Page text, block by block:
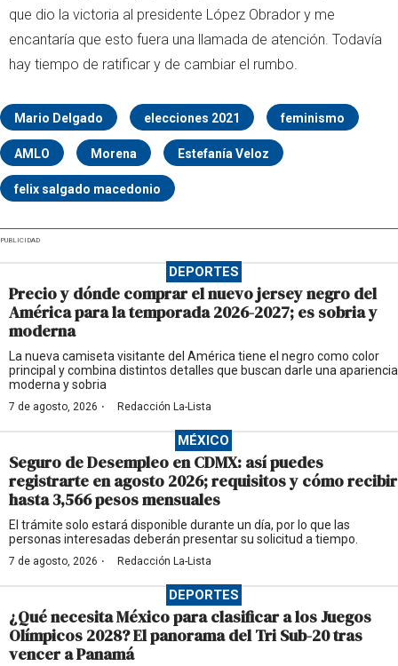
que dio la victoria al presidente López Obrador y me
encantaría que esto fuera una llamada de atención. Todavía
hay tiempo de ratificar y de cambiar el rumbo.
Mario Delgado elecciones 2021 feminismo
AMLO Morena Estefanía Veloz
felix salgado macedonio
PUBLICIDAD
DEPORTES
Precio y dónde comprar el nuevo jersey negro del
América para la temporada 2026-2027; es sobria y
moderna
La nueva camiseta visitante del América tiene el negro como color
principal y combina distintos detalles que buscan darle una apariencia
moderna y sobria
7 de agosto, 2026 · Redacción La-Lista
MÉXICO
Seguro de Desempleo en CDMX: así puedes
registrarte en agosto 2026; requisitos y cómo recibir
hasta 3,566 pesos mensuales
El trámite solo estará disponible durante un día, por lo que las
personas interesadas deberán presentar su solicitud a tiempo.
7 de agosto, 2026 · Redacción La-Lista
DEPORTES
¿Qué necesita México para clasificar a los Juegos
Olímpicos 2028? El panorama del Tri Sub-20 tras
vencer a Panamá